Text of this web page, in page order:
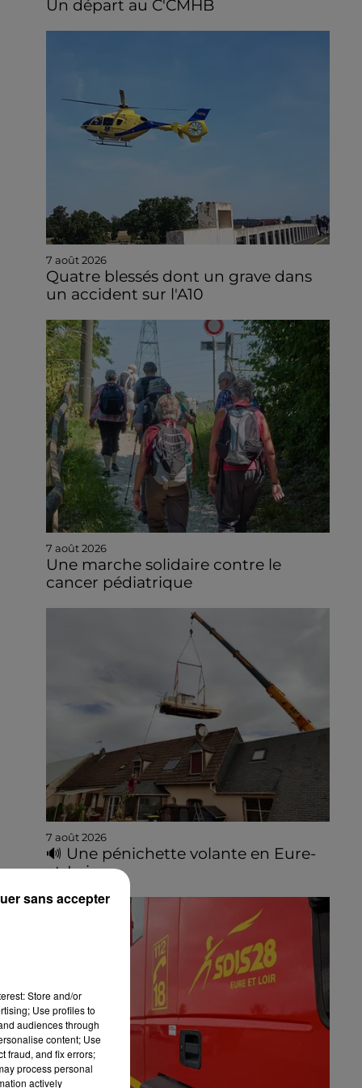
Un départ au C'CMHB
7 août 2026
Quatre blessés dont un grave dans
un accident sur l'A10
7 août 2026
Une marche solidaire contre le
cancer pédiatrique
7 août 2026
🔊 Une pénichette volante en Eure-
et-Loir
Store and/or
Use profiles to
audiences through
content; Use
fraud, and fix errors;
process personal
actively
sans accepter